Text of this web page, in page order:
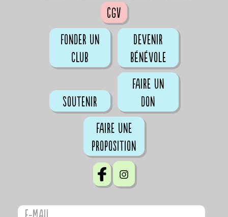
CGV
Fonder un
club
Devenir
bénévole
Soutenir
Faire un
don
Faire une
proposition